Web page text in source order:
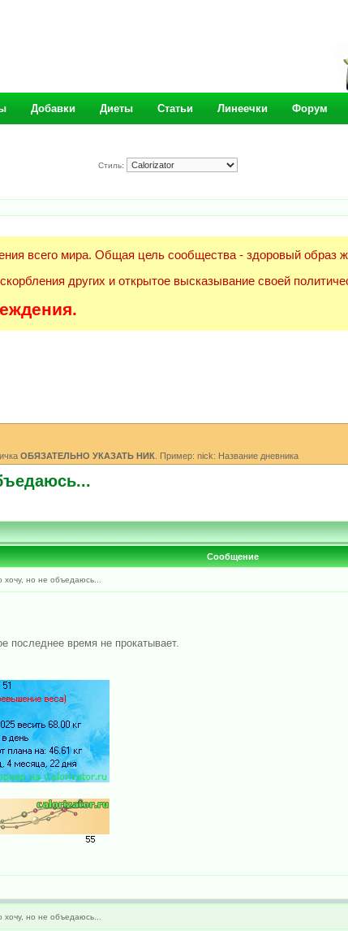
Добавки Диеты Статьи Линеечки Форум
Стиль:
всего мира. Общая цель сообщества - здоровый образ
других и открытое высказывание своей
ОБЯЗАТЕЛЬНО УКАЗАТЬ НИК . Пример: nick: Название дневника
Сообщение
но не объедаюсь...
последнее время не прокатывает.
но не объедаюсь...